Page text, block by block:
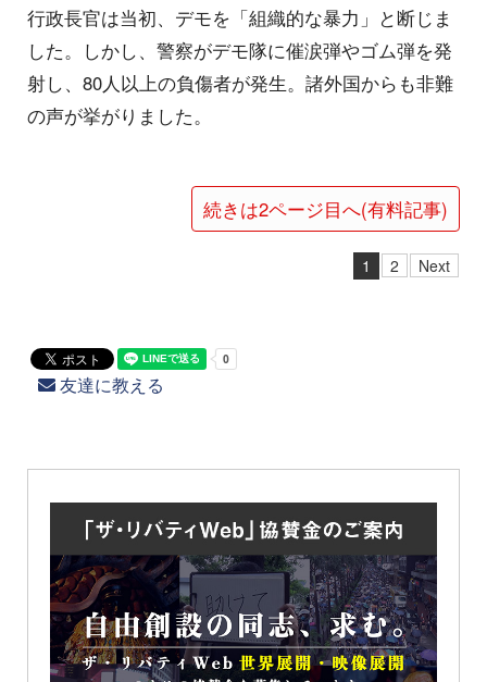
行政長官は当初、デモを「組織的な暴力」と断じま
した。しかし、警察がデモ隊に催涙弾やゴム弾を発
射し、80人以上の負傷者が発生。諸外国からも非難
の声が挙がりました。
続きは2ページ目へ(有料記事)
1 2 Next
友達に教える